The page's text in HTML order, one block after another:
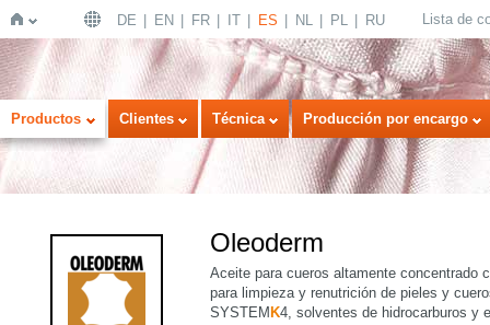
Inicio
DE EN FR IT ES NL PL RU Lista de
Productos Clientes Técnica Producción por encargo
Oleoderm
Aceite para cueros altamente concentrado
para limpieza y renutrición de pieles y
SYSTEM K4, solventes de hidrocarburos y